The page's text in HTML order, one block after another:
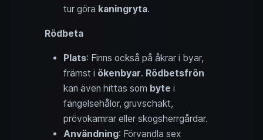
tur göra kaningryta.
Rödbeta
Plats: Finns också på åkrar i byar,
främst i ökenbyar. Rödbetsfrön
kan även hittas som byte i
fängelsehålor, gruvschakt,
prövokamrar eller skogsherrgårdar.
Användning: Förvandla sex